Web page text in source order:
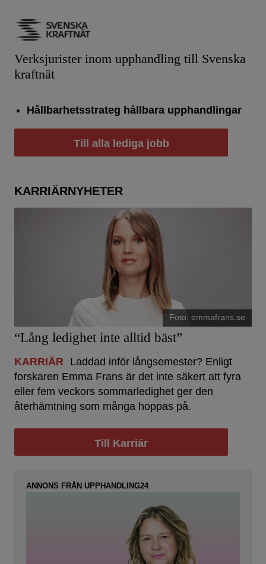
Verksjurister inom upphandling till Svenska
kraftnät
Hållbarhetsstrateg hållbara upphandlingar
Till alla lediga jobb
KARRIÄRNYHETER
Foto: emmafrans.se
“Lång ledighet inte alltid bäst”
KARRIÄR Laddad inför långsemester? Enligt
forskaren Emma Frans är det inte säkert att fyra
eller fem veckors sommarledighet ger den
återhämtning som många hoppas på.
Till Karriär
ANNONS FRÅN UPPHANDLING24